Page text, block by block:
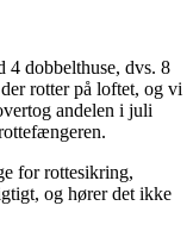
4 dobbelthuse, dvs. 8
rotter på loftet, og vi
andelen i juli
for rottesikring,
og hører det ikke